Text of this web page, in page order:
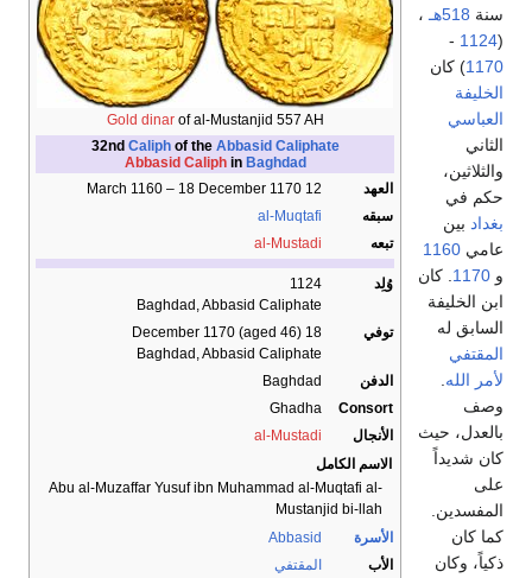
Gold dinarof al-Mustanjid 557 AH
32nd Caliphof the Abbasid Caliphate
Abbasid Caliphin Baghdad
العهد
12 March 1160 – 18 December 1170
سبقه
al-Muqtafi
تبعه
al-Mustadi
وُلِد
1124
Baghdad, Abbasid Caliphate
توفي
18 December 1170 (aged 46)
Baghdad, Abbasid Caliphate
الدفن
Baghdad
Consort
Ghadha
الأنجال
al-Mustadi
الاسم الكامل
Abu al-Muzaffar Yusuf ibn Muhammad al-Muqtafi al-
Mustanjid bi-llah
الأسرة
Abbasid
الأب
المقتفي
سنة 518هـ
،
(
1124
-
1170) كان
الخليفة
العباسي
الثاني
والثلاثين،
حكم في
بغداد بين
عامي 1160
و 1170 . كان
ابن الخليفة
السابق له
المقتفي
لأمر الله
وصف
بالعدل، حيث
كان شديداً
على
المفسدين.
كما كان
ذكياً، وكان